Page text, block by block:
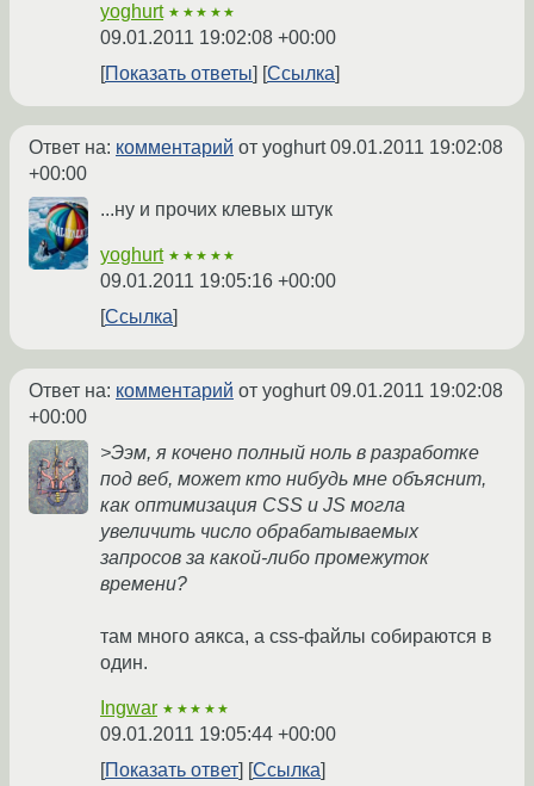
yoghurt ★★★★★
09.01.2011 19:02:08 +00:00
Показать ответы
Ссылка
Ответ на: комментарий от yoghurt09.01.2011 19:02:08
+00:00
...ну и прочих клевых штук
yoghurt ★★★★★
09.01.2011 19:05:16 +00:00
Ссылка
Ответ на: комментарий от yoghurt09.01.2011 19:02:08
+00:00
>Ээм, я кочено полный ноль в разработке
под веб, может кто нибудь мне объяснит,
как оптимизация CSS и JS могла
увеличить число обрабатываемых
запросов за какой-либо промежуток
времени?
там много аякса, а css-файлы собираются в
один.
Ingwar ★★★★★
09.01.2011 19:05:44 +00:00
Показать ответ
Ссылка